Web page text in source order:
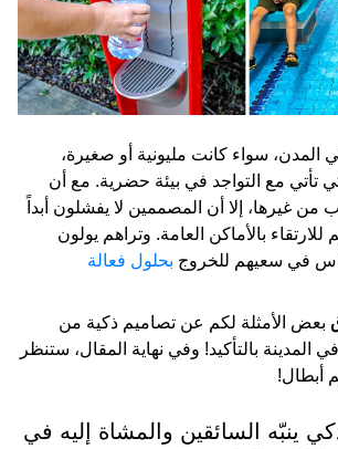
سواء كانت مليونية أو صغيرة،
تأتي مع التواجد في بيئة حضرية. مع أن
غيرها، إلا أن المصممين لا يفشلون أبداً
بالأماكن العامة. وتراهم يولون
في سعيهم للخروج بحلول فعالة
بعض الأمثلة لكم عن تصاميم ذكية من
المدينة بالتأكيد! وفي نهاية المقال، ستنظر
أبطال!
ينبّه السائقين والمشاة إليه في